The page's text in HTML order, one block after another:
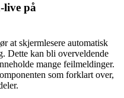
live på
at skjermlesere automatisk
Dette kan bli overveldende
mange feilmeldinger.
som forklart over,